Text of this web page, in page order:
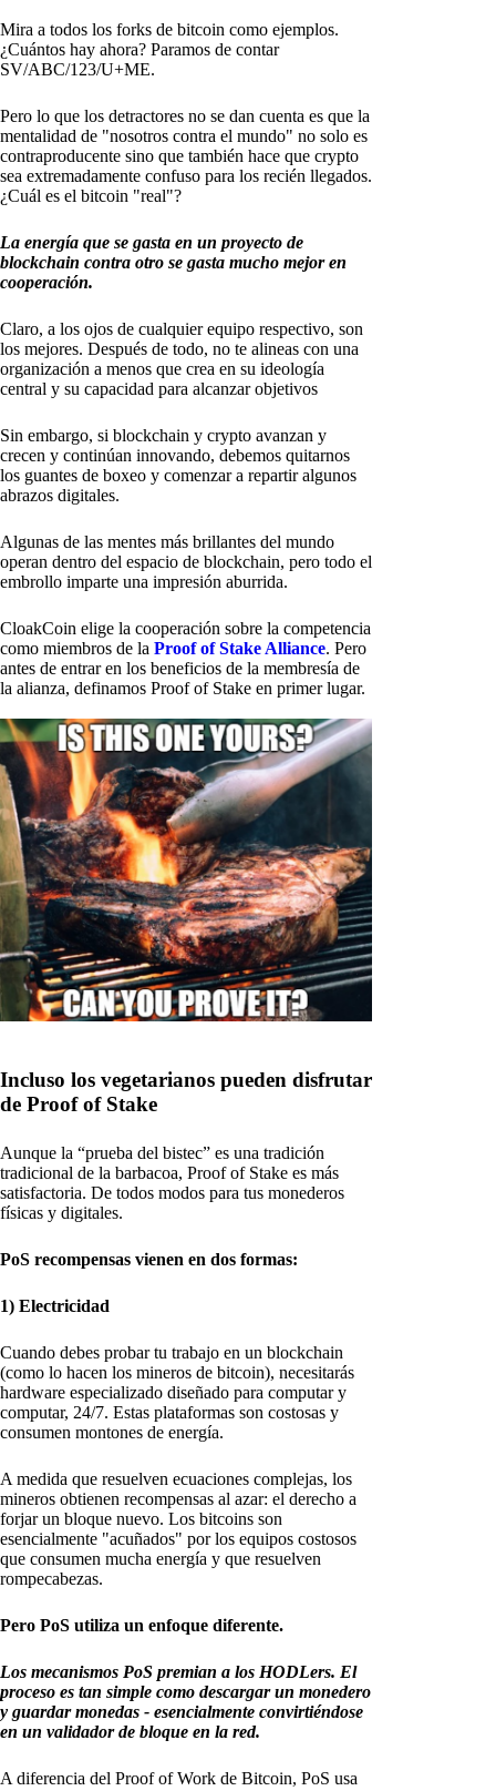
Mira a todos los forks de bitcoin como ejemplos.
¿Cuántos hay ahora? Paramos de contar
SV/ABC/123/U+ME.
Pero lo que los detractores no se dan cuenta es que la
mentalidad de "nosotros contra el mundo" no solo es
contraproducente sino que también hace que crypto
sea extremadamente confuso para los recién llegados.
¿Cuál es el bitcoin "real"?
La energía que se gasta en un proyecto de
blockchain contra otro se gasta mucho mejor en
cooperación.
Claro, a los ojos de cualquier equipo respectivo, son
los mejores. Después de todo, no te alineas con una
organización a menos que crea en su ideología
central y su capacidad para alcanzar objetivos
Sin embargo, si blockchain y crypto avanzan y
crecen y continúan innovando, debemos quitarnos
los guantes de boxeo y comenzar a repartir algunos
abrazos digitales.
Algunas de las mentes más brillantes del mundo
operan dentro del espacio de blockchain, pero todo el
embrollo imparte una impresión aburrida.
CloakCoin elige la cooperación sobre la competencia
como miembros de la Proof of Stake Alliance. Pero
antes de entrar en los beneficios de la membresía de
la alianza, definamos Proof of Stake en primer lugar.
Incluso los vegetarianos pueden disfrutar
de Proof of Stake
Aunque la “prueba del bistec” es una tradición
tradicional de la barbacoa, Proof of Stake es más
satisfactoria. De todos modos para tus monederos
físicas y digitales.
PoS recompensas vienen en dos formas:
1) Electricidad
Cuando debes probar tu trabajo en un blockchain
(como lo hacen los mineros de bitcoin), necesitarás
hardware especializado diseñado para computar y
computar, 24/7. Estas plataformas son costosas y
consumen montones de energía.
A medida que resuelven ecuaciones complejas, los
mineros obtienen recompensas al azar: el derecho a
forjar un bloque nuevo. Los bitcoins son
esencialmente "acuñados" por los equipos costosos
que consumen mucha energía y que resuelven
rompecabezas.
Pero PoS utiliza un enfoque diferente.
Los mecanismos PoS premian a los HODLers. El
proceso es tan simple como descargar un monedero
y guardar monedas - esencialmente convirtiéndose
en un validador de bloque en la red.
A diferencia del Proof of Work de Bitcoin, PoS usa